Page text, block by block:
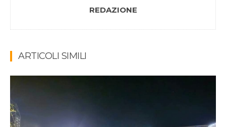
REDAZIONE
ARTICOLI SIMILI